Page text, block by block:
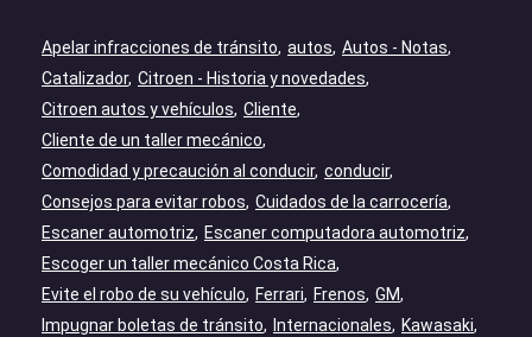
Apelar infracciones de tránsito autos Autos - Notas
Catalizador Citroen - Historia y novedades
Citroen autos y vehículos Cliente
Cliente de un taller mecánico
Comodidad y precaución al conducir conducir
Consejos para evitar robos Cuidados de la carrocería
Escaner automotriz
Escaner computadora automotriz
Escoger un taller mecánico Costa Rica
Evite el robo de su vehículo
Ferrari Frenos GM
Impugnar boletas de tránsito
Internacionales
Kawasaki